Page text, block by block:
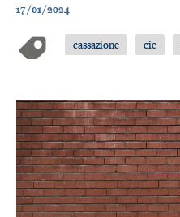
17/01/2024
cassazione cie